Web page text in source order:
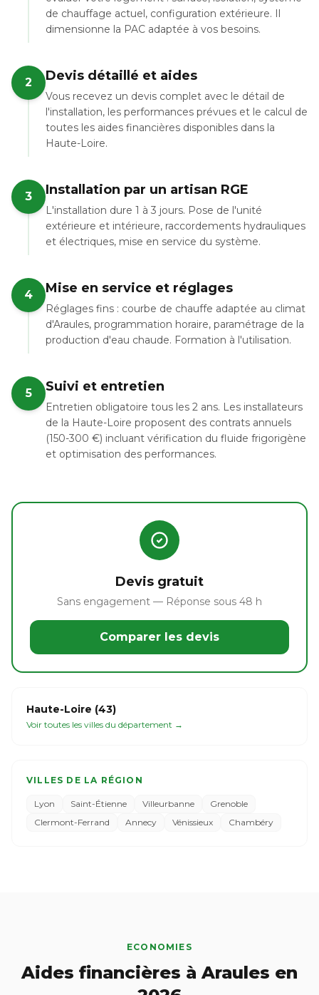
de chauffage actuel, configuration extérieure. Il
dimensionne la PAC adaptée à vos besoins.
2 Devis détaillé et aides
Vous recevez un devis complet avec le détail de
l'installation, les performances prévues et le calcul de
toutes les aides financières disponibles dans la
Haute-Loire.
3 Installation par un artisan RGE
L'installation dure 1 à 3 jours. Pose de l'unité
extérieure et intérieure, raccordements hydrauliques
et électriques, mise en service du système.
4 Mise en service et réglages
Réglages fins : courbe de chauffe adaptée au climat
d'Araules, programmation horaire, paramétrage de la
production d'eau chaude. Formation à l'utilisation.
5 Suivi et entretien
Entretien obligatoire tous les 2 ans. Les installateurs
de la Haute-Loire proposent des contrats annuels
(150-300 €) incluant vérification du fluide frigorigène
et optimisation des performances.
Devis gratuit
Sans engagement — Réponse sous 48 h
Comparer les devis
Haute-Loire (43)
Voir toutes les villes du département →
VILLES DE LA RÉGION
Lyon Saint-Étienne Villeurbanne
Grenoble
Clermont-Ferrand
Annecy Vénissieux Chambéry
ECONOMIES
Aides financières à Araules en